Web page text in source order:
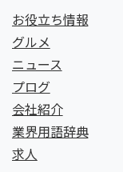
お役立ち情報
グルメ
ニュース
プログ
会社紹介
業界用語辞典
求人